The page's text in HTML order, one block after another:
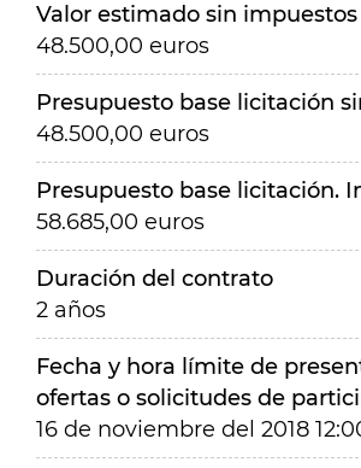
Valor estimado sin impuestos
48.500,00 euros
Presupuesto base licitación
48.500,00 euros
Presupuesto base licitación.
58.685,00 euros
Duración del contrato
2 años
Fecha y hora límite de
ofertas o solicitudes de
16 de noviembre del 2018